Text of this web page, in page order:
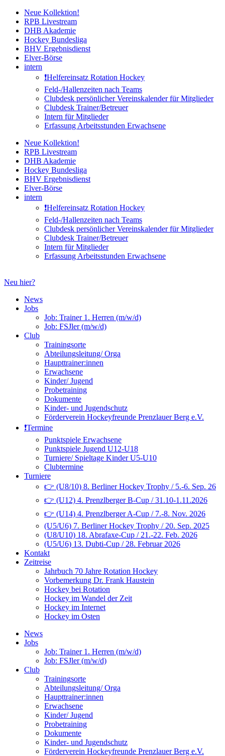
Zum
Inhalt
springen
Neue Kollektion!
RPB Livestream
DHB Akademie
Hockey Bundesliga
BHV Ergebnisdienst
Elver-Börse
intern
❗️Helfereinsatz Rotation Hockey
Feld-/Hallenzeiten nach Teams
Clubdesk persönlicher Vereinskalender für Mitglieder
Clubdesk Trainer/Betreuer
Intern für Mitglieder
Erfassung Arbeitsstunden Erwachsene
Neue Kollektion!
RPB Livestream
DHB Akademie
Hockey Bundesliga
BHV Ergebnisdienst
Elver-Börse
intern
❗️Helfereinsatz Rotation Hockey
Feld-/Hallenzeiten nach Teams
Clubdesk persönlicher Vereinskalender für Mitglieder
Clubdesk Trainer/Betreuer
Intern für Mitglieder
Erfassung Arbeitsstunden Erwachsene
Neu hier?
News
Jobs
Job: Trainer 1. Herren (m/w/d)
Job: FSJler (m/w/d)
Club
Trainingsorte
Abteilungsleitung/ Orga
Haupttrainer:innen
Erwachsene
Kinder/ Jugend
Probetraining
Dokumente
Kinder- und Jugendschutz
Förderverein Hockeyfreunde Prenzlauer Berg e.V.
❗️Termine
Punktspiele Erwachsene
Punktspiele Jugend U12-U18
Turniere/ Spieltage Kinder U5-U10
Clubtermine
Turniere
👉 (U8/10) 8. Berliner Hockey Trophy / 5.-6. Sep. 26
👉 (U12) 4. Prenzlberger B-Cup / 31.10-1.11.2026
👉 (U14) 4. Prenzlberger A-Cup / 7.-8. Nov. 2026
(U5/U6) 7. Berliner Hockey Trophy / 20. Sep. 2025
(U8/U10) 18. Abrafaxe-Cup / 21.-22. Feb. 2026
(U5/U6) 13. Dubti-Cup / 28. Februar 2026
Kontakt
Zeitreise
Jahrbuch 70 Jahre Rotation Hockey
Vorbemerkung Dr. Frank Haustein
Hockey bei Rotation
Hockey im Wandel der Zeit
Hockey im Internet
Hockey im Osten
News
Jobs
Job: Trainer 1. Herren (m/w/d)
Job: FSJler (m/w/d)
Club
Trainingsorte
Abteilungsleitung/ Orga
Haupttrainer:innen
Erwachsene
Kinder/ Jugend
Probetraining
Dokumente
Kinder- und Jugendschutz
Förderverein Hockeyfreunde Prenzlauer Berg e.V.